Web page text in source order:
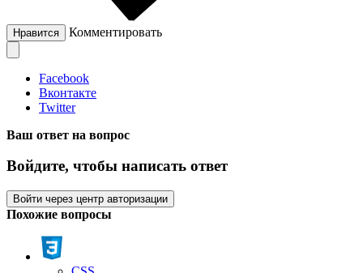
Нравится Комментировать
Facebook
Вконтакте
Twitter
Ваш ответ на вопрос
Войдите, чтобы написать ответ
Войти через центр авторизации
Похожие вопросы